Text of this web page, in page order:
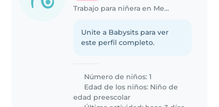
Trabajo para niñera en Mendoza
Unite a Babysits para ver
este perfil completo.
Número de niños: 1
Edad de los niños: Niño de
edad preescolar